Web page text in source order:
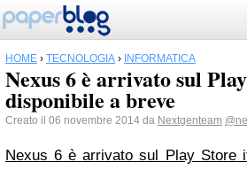
HOME › TECNOLOGIA › INFORMATICA
Nexus 6 è arrivato sul
disponibile a breve
Creato il 06 novembre 2014 da Nextgenteam
Nexus 6 è arrivato sul Play Store